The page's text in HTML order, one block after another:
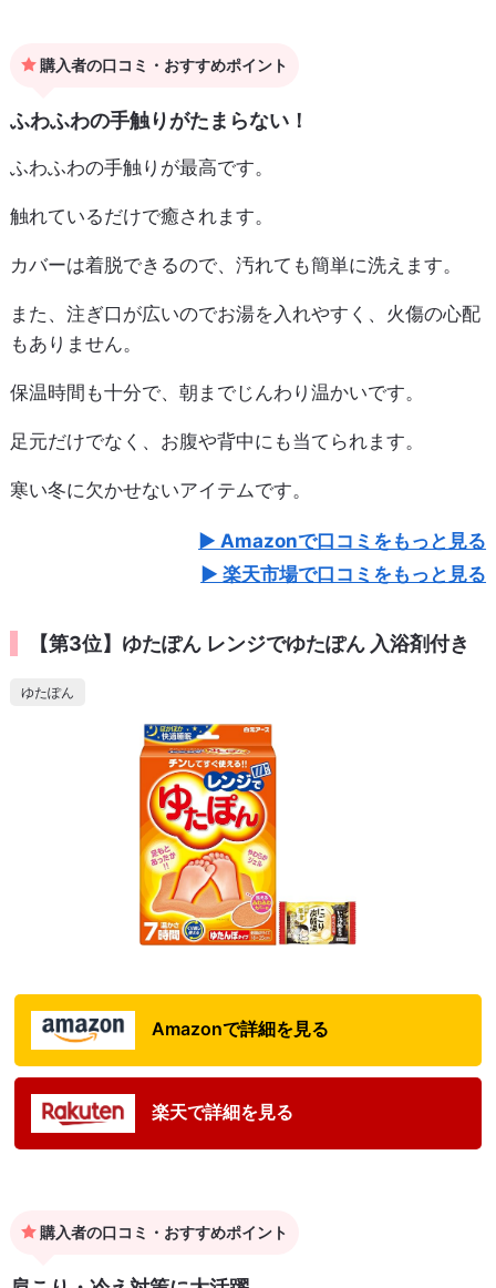
購入者の口コミ・おすすめポイント
ふわふわの手触りがたまらない！
ふわふわの手触りが最高です。
触れているだけで癒されます。
カバーは着脱できるので、汚れても簡単に洗えます。
また、注ぎ口が広いのでお湯を入れやすく、火傷の心配
もありません。
保温時間も十分で、朝までじんわり温かいです。
足元だけでなく、お腹や背中にも当てられます。
寒い冬に欠かせないアイテムです。
Amazonで口コミをもっと見る
楽天市場で口コミをもっと見る
【第3位】ゆたぽん レンジでゆたぽん 入浴剤付き
ゆたぽん
Amazonで詳細を見る
楽天で詳細を見る
購入者の口コミ・おすすめポイント